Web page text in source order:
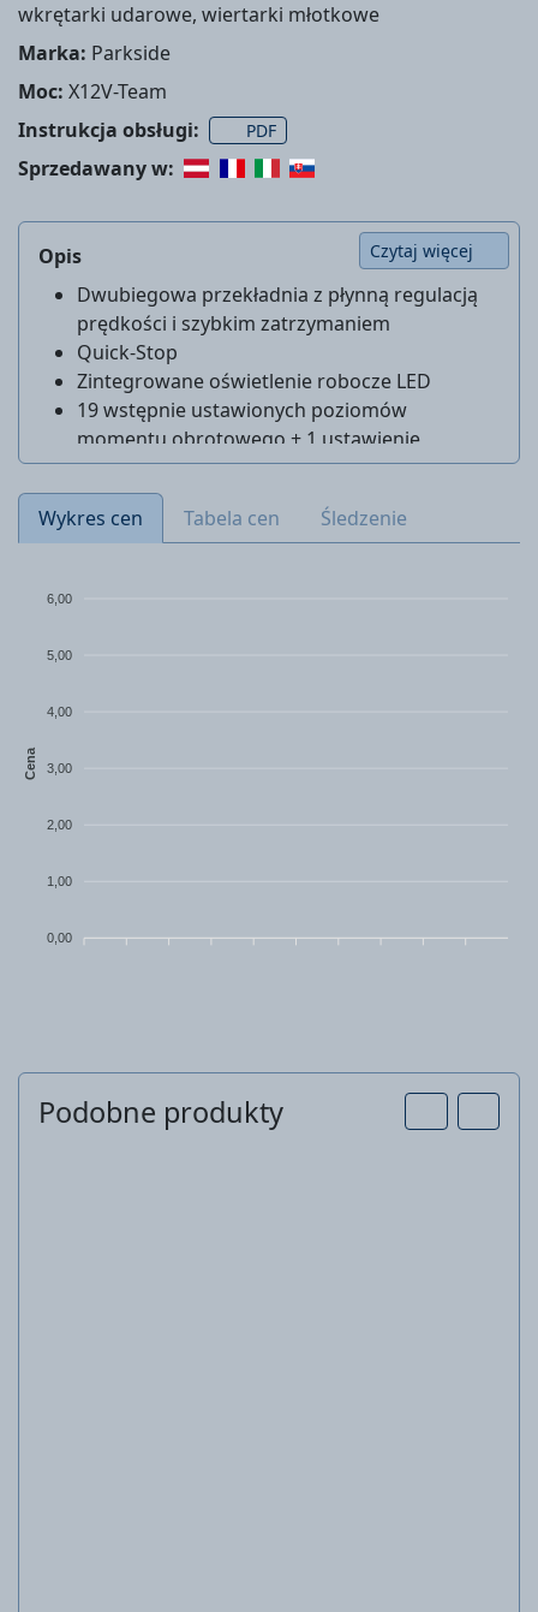
wkrętarki udarowe, wiertarki młotkowe
Marka: Parkside
Moc: X12V-Team
Instrukcja obsługi:
PDF
Sprzedawany w:
Opis
Dwubiegowa przekładnia z płynną regulacją
prędkości i szybkim zatrzymaniem
Quick-Stop
Zintegrowane oświetlenie robocze LED
19 wstępnie ustawionych poziomów
momentu obrotowego + 1 ustawienie
wiercenia
AKUMULATOR NIE JEST W ZESTAWIE
ŁADOWARKA NIE JEST W ZESTAWIE
Czytaj więcej
Wykres cen Tabela cen Śledzenie
6,00
5,00
4,00
3,00
2,00
1,00
0,00
Cena
Podobne produkty